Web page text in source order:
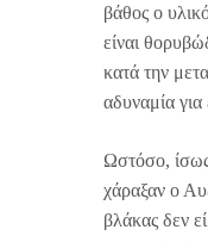
βάθος ο
είναι
κατά την
αδυναμία για
Ωστόσο,
χάραξαν ο
βλάκας δεν